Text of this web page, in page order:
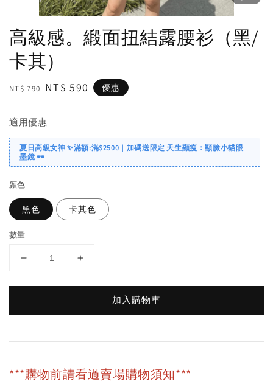
高級感。緞面扭結露腰衫（黑/
卡其）
Regular
NT$ 790 Sale
NT$ 590 優惠
適用優惠
夏日高級女神 ✨滿額:滿$2500｜加碼送限定 天生顯瘦：顯臉小貓眼
墨鏡 🕶️
顏色
黑色 卡其色
數量
加入購物車
***購物前請看過賣場購物須知***